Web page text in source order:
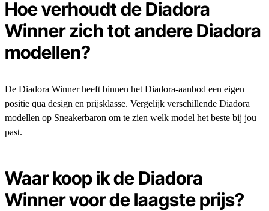
Hoe verhoudt de Diadora
Winner zich tot andere Diadora
modellen?
De Diadora Winner heeft binnen het Diadora-aanbod een eigen
positie qua design en prijsklasse. Vergelijk verschillende Diadora
modellen op Sneakerbaron om te zien welk model het beste bij jou
past.
Waar koop ik de Diadora
Winner voor de laagste prijs?